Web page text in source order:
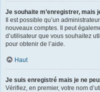
Je souhaite m’enregistrer, mais
Il est possible qu’un
nouveaux comptes. Il peut
d’utilisateur que vous souhaitez
pour obtenir de l’aide.
Haut
Je suis enregistré mais je ne
Vérifiez, en premier, votre nom